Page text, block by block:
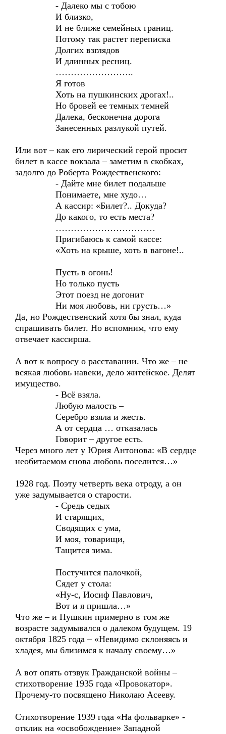
- Далеко мы с тобою
И близко,
И не ближе семейных границ.
Потому так растет переписка
Долгих взглядов
И длинных ресниц.
……………………..
Я готов
Хоть на пушкинских дрогах!..
Но бровей ее темных темней
Далека, бесконечна дорога
Занесенных разлукой путей.
Или вот – как его лирический герой просит
билет в кассе вокзала – заметим в скобках,
задолго до Роберта Рождественского:
- Дайте мне билет подальше
Понимаете, мне худо…
А кассир: «Билет?.. Докуда?
До какого, то есть места?
……………………………
Пригибаюсь к самой кассе:
«Хоть на крыше, хоть в вагоне!..
Пусть в огонь!
Но только пусть
Этот поезд не догонит
Ни моя любовь, ни грусть…»
Да, но Рождественский хотя бы знал, куда
спрашивать билет. Но вспомним, что ему
отвечает кассирша.
А вот к вопросу о расставании. Что же – не
всякая любовь навеки, дело житейское. Делят
имущество.
- Всё взяла.
Любую малость –
Серебро взяла и жесть.
А от сердца … отказалась
Говорит – другое есть.
Через много лет у Юрия Антонова: «В сердце
необитаемом снова любовь поселится…»
1928 год. Поэту четверть века отроду, а он
уже задумывается о старости.
- Средь седых
И старящих,
Сводящих с ума,
И моя, товарищи,
Тащится зима.
Постучится палочкой,
Сядет у стола:
«Ну-с, Иосиф Павлович,
Вот и я пришла…»
Что же – и Пушкин примерно в том же
возрасте задумывался о далеком будущем. 19
октября 1825 года – «Невидимо склоняясь и
хладея, мы близимся к началу своему…»
А вот опять отзвук Гражданской войны –
стихотворение 1935 года «Провокатор».
Прочему-то посвящено Николаю Асееву.
Стихотворение 1939 года «На фольварке» -
отклик на «освобождение» Западной